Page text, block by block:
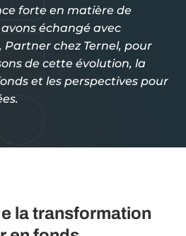
forte en matière de
échangé avec
Partner chez Ternel, pour
de cette évolution, la
et les perspectives pour
la transformation